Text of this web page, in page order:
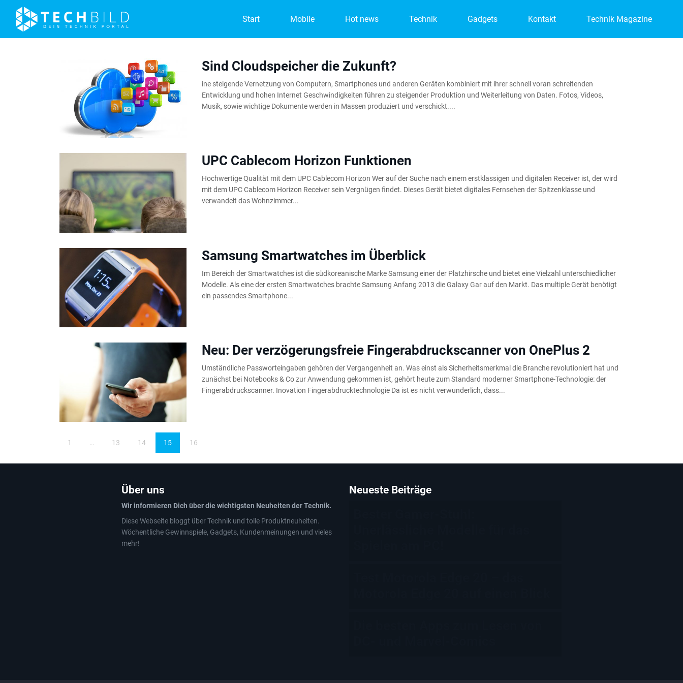
Start Mobile Hot news Technik Gadgets Kontakt Technik Magazine
Sind Cloudspeicher die Zukunft?
ine steigende Vernetzung von Computern, Smartphones und anderen Geräten kombiniert mit ihrer schnell voran schreitenden
Entwicklung und hohen Internet Geschwindigkeiten führen zu steigender Produktion und Weiterleitung von Daten. Fotos, Videos,
Musik, sowie wichtige Dokumente werden in Massen produziert und verschickt....
UPC Cablecom Horizon Funktionen
Hochwertige Qualität mit dem UPC Cablecom Horizon Wer auf der Suche nach einem erstklassigen und digitalen Receiver ist, der wird
mit dem UPC Cablecom Horizon Receiver sein Vergnügen findet. Dieses Gerät bietet digitales Fernsehen der Spitzenklasse und
verwandelt das Wohnzimmer...
Samsung Smartwatches im Überblick
Im Bereich der Smartwatches ist die südkoreanische Marke Samsung einer der Platzhirsche und bietet eine Vielzahl unterschiedlicher
Modelle. Als eine der ersten Smartwatches brachte Samsung Anfang 2013 die Galaxy Gar auf den Markt. Das multiple Gerät benötigt
ein passendes Smartphone...
Neu: Der verzögerungsfreie Fingerabdruckscanner von OnePlus 2
Umständliche Passworteingaben gehören der Vergangenheit an. Was einst als Sicherheitsmerkmal die Branche revolutioniert hat und
zunächst bei Notebooks & Co zur Anwendung gekommen ist, gehört heute zum Standard moderner Smartphone-Technologie: der
Fingerabdruckscanner. Inovation Fingerabdrucktechnologie Da ist es nicht verwunderlich, dass...
1 13 14 15 16
Über uns
Wir informieren Dich über die wichtigsten Neuheiten der Technik.
Diese Webseite bloggt über Technik und tolle Produktneuheiten.
Wöchentliche Gewinnspiele, Gadgets, Kundenmeinungen und vieles
mehr!
Neueste Beiträge